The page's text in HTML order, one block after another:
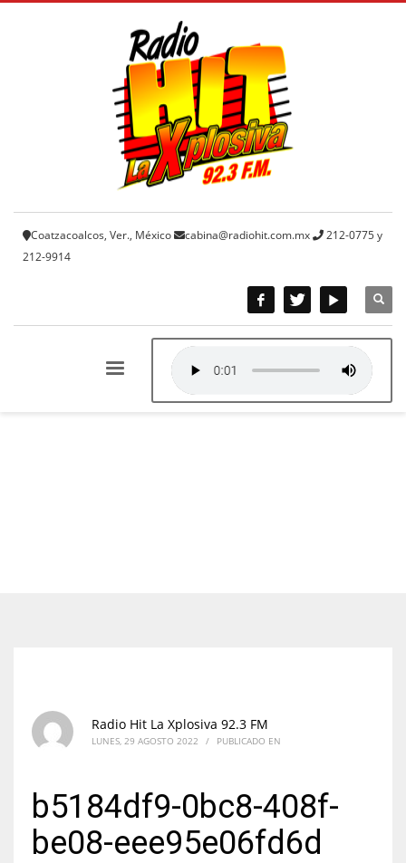
Coatzacoalcos, Ver., México cabina@radiohit.com.mx
212-0775 y
212-9914
Radio Hit La Xplosiva 92.3 FM
LUNES, 29 AGOSTO 2022 / PUBLICADO EN
b5184df9-0bc8-408f-
be08-eee95e06fd6d